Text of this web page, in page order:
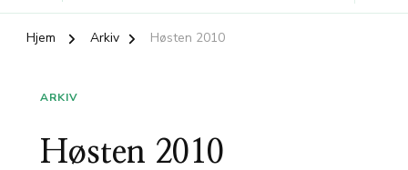
Hjem Arkiv Høsten 2010
ARKIV
Høsten 2010